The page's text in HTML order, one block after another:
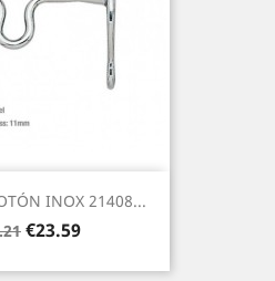
INOX 21408...
Price
€23.59